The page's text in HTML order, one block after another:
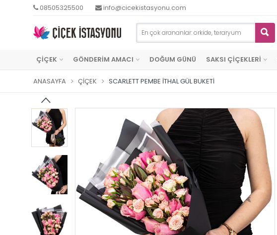
08505325500 info@cicekistasyonu.com
ÇİÇEK GÖNDERİM AMACI DOĞUM GÜNÜ SAKSI ÇİÇEKLERİ
ANASAYFA ÇIÇEK SCARLETT PEMBE İTHAL GÜL BUKETI